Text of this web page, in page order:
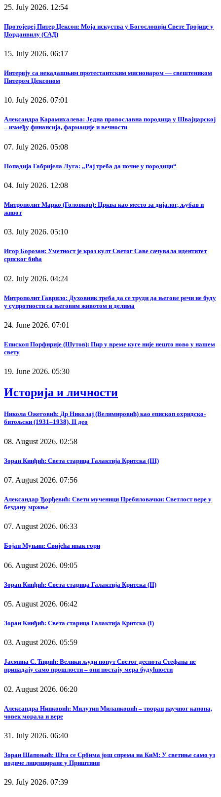
25. July 2026. 12:54
Протојереј Питер Џексон: Моја искуства у Богословији Свете Тројице у
Џорданвилу (САД)
15. July 2026. 06:17
Интервју са некадашњим протестантским мисионаром — свештеником
Питером Џексоном
10. July 2026. 07:01
Александра Карамихалева: Једна православна породица у Швајцарској
– између финансија, фармације и вечности
07. July 2026. 05:08
Попадија Габријела Луга: „Рај треба да почне у породици“
04. July 2026. 12:08
Митрополит Марко (Головков): Црква као место за дијалог, љубав и
живот
03. July 2026. 05:10
Игор Борозан: Уметност је кроз култ Светог Саве сачувала идентитет
српског бића
02. July 2026. 04:24
Митрополит Гаврило: Духовник треба да се труди да његове речи не буду
у супротности са његовим животом и делима
24. June 2026. 07:01
Епископ Порфирије (Шутов): Пир у време куге није нешто ново у нашем
свету
19. June 2026. 05:30
Историја и личности
Никола Ожеговић: Др Николај (Велимировић) као епископ охридско-
битољски (1931–1938), II део
08. August 2026. 02:58
Зоран Кинђић: Света старица Галактија Критска (III)
07. August 2026. 07:56
Александар Ђорђевић: Свети мученици Пребиловачки: Светлост вере у
бездану мржње
07. August 2026. 06:33
Бојан Муњин: Свијећа ипак гори
06. August 2026. 09:05
Зоран Кинђић: Света старица Галактија Критска (II)
05. August 2026. 06:42
Зоран Кинђић: Света старица Галактија Критска (I)
03. August 2026. 05:59
Јасмина С. Ћирић: Велики људи попут Светог деспота Стефана не
припадају само прошлости – они постају мера будућности
02. August 2026. 06:20
Александра Нинковић: Милутин Миланковић – творац научног канона,
човек морала и вере
31. July 2026. 06:40
Зоран Шапоњић: Шта се Србима још спрема на КиМ: У светиње само уз
водиче лиценциране у Приштини
29. July 2026. 07:39